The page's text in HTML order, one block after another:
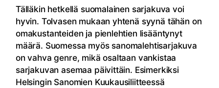
Tälläkin hetkellä suomalainen sarjakuva voi
hyvin. Tolvasen mukaan yhtenä syynä tähän on
omakustanteiden ja pienlehtien lisääntynyt
määrä. Suomessa myös sanomalehtisarjakuva
on vahva genre, mikä osaltaan vankistaa
sarjakuvan asemaa päivittäin. Esimerkiksi
Helsingin Sanomien Kuukausiliitteessä